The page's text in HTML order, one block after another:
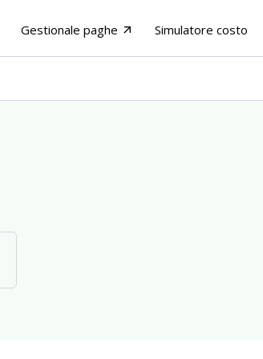
Gestionale paghe arrow_outward Simulatore costo